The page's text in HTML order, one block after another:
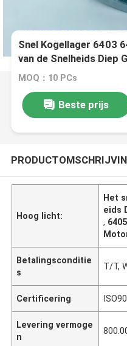
Snel Kogellager 6403
van de Snelheids
MOQ：10 PCs
Beste prijs
Hoog licht:
Het
eids
,
Betalingsconditie
s
T/T,
Certificering
Levering vermoge
n